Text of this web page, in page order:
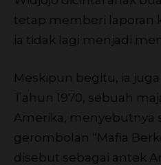
tetap memberi laporan
ia tidak lagi menjadi
Meskipun begitu, ia
Tahun 1970, sebuah
Amerika, menyebutnya
gerombolan “Mafia
disebut sebagai antek